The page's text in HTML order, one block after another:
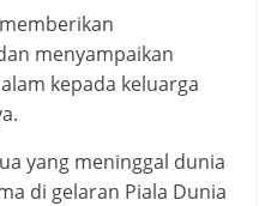
menyampaikan
kepada keluarga
yang meninggal dunia
di gelaran Piala Dunia